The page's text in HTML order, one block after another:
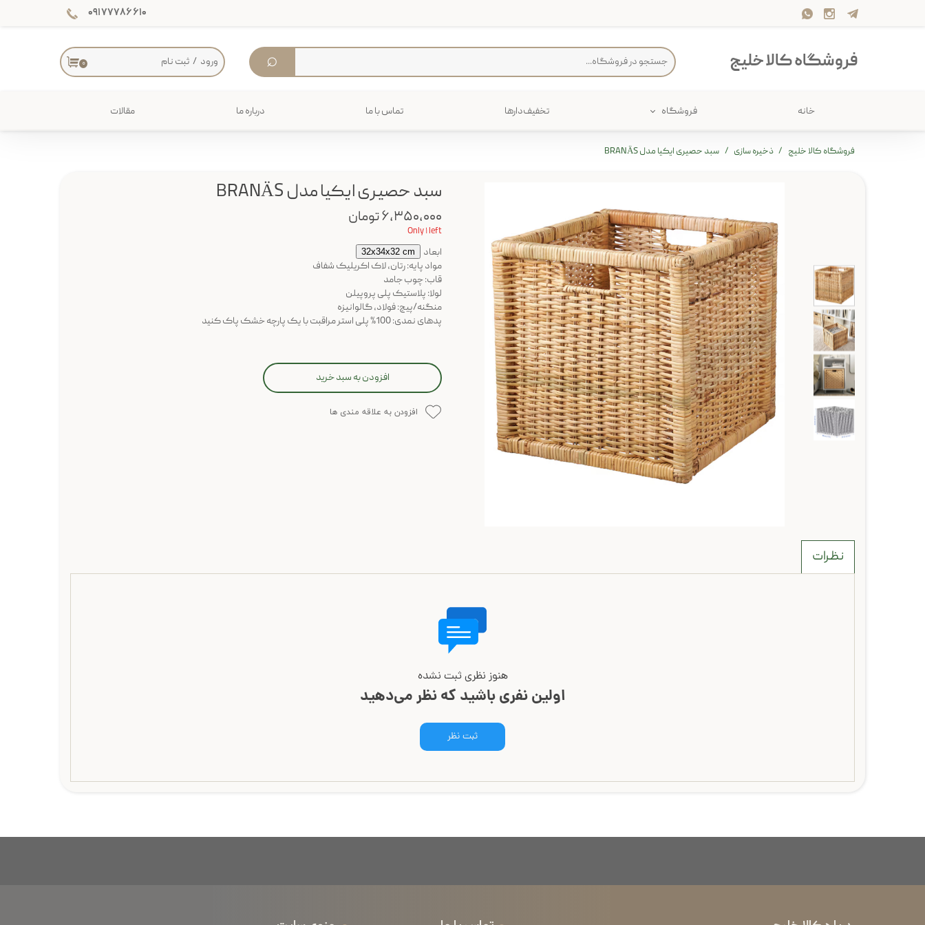
⌕
خانه فروشگاه
حمام پارچه و فرش
تخفیف‌دارها تماس با ما درباره ما مقالات
۰۹۱۷۷۷۸۶۶۱۰
۰ ورود / ثبت نام فروشگاه کالا خلیج
فروشگاه کالا خلیج ذخیره سازی سبد حصیری ایکیا مدل BRANÄS
سبد حصیری ایکیا مدل BRANÄS
۶,۳۵۰,۰۰۰ تومان
Only ۱ left
ابعاد 32x34x32 cm
مواد پایه: رتان، لاک اکریلیک شفاف
قاب: چوب جامد
لولا: پلاستیک پلی پروپیلن
منگنه/پیچ: فولاد، گالوانیزه
پدهای نمدی: 100% پلی استر مراقبت با یک پارچه خشک پاک کنید
افزودن به سبد خرید
افزودن به علاقه مندی ها
نظرات
هنوز نظری ثبت نشده
اولین نفری باشید که نظر می‌دهید
ثبت نظر